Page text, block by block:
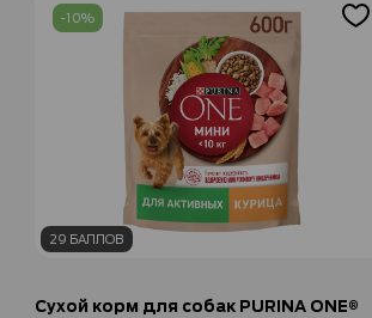
-10%
29 БАЛЛОВ
Сухой корм для собак PURINA ONE®